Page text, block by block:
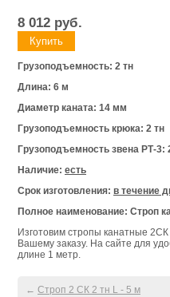
8 012 руб.
Грузоподъемность: 2 тн
Длина: 6 м
Диаметр каната: 14 мм
Грузоподъемность крюка: 2 тн
Грузоподъемность звена РТ-3:
Наличие: есть
Срок изготовления: в течение
Полное наименование: Строп
Изготовим стропы канатные 2СК
Вашему заказу. На сайте для
длине 1 метр.
← Строп 2 СК 2 тн L - 5 м